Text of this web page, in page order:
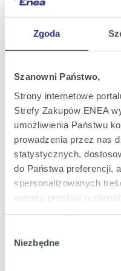
Zgoda
Szanowni Państwo,
Strony internetowe
Strefy Zakupów ENEA
umożliwienia Państwu
prowadzenia przez nas
statystycznych,
do Państwa preferencji,
spersonalizowanych
wyboru prosimy o
Szczegółowe
zgody
Niezbędne
Enea Bogdanka